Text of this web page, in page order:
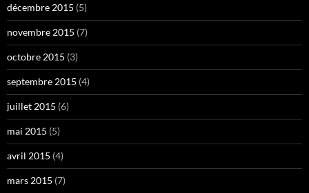
décembre 2015 (5)
novembre 2015 (7)
octobre 2015 (3)
septembre 2015 (4)
juillet 2015 (6)
mai 2015 (5)
avril 2015 (4)
mars 2015 (7)